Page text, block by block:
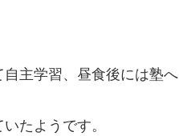
主学習、昼食後には塾へ
いたようです。